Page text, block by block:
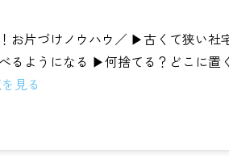
お片づけノウハウ／ ▶︎古くて狭い
るようになる ▶何捨てる？どこに置
見る